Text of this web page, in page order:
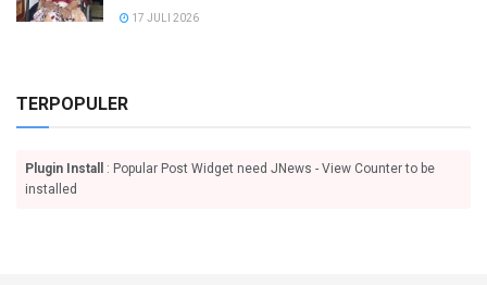
17 JULI 2026
TERPOPULER
Plugin Install
: Popular Post Widget need JNews - View Counter to be
installed